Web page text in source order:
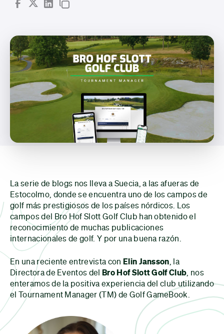
La serie de blogs nos lleva a Suecia, a las afueras de
Estocolmo, donde se encuentra uno de los campos de
golf más prestigiosos de los países nórdicos. Los
campos del Bro Hof Slott Golf Club han obtenido el
reconocimiento de muchas publicaciones
internacionales de golf. Y por una buena razón.
En una reciente entrevista con Elin Jansson , la
Directora de Eventos del Bro Hof Slott Golf Club , nos
enteramos de la positiva experiencia del club utilizando
el Tournament Manager (TM) de Golf GameBook.